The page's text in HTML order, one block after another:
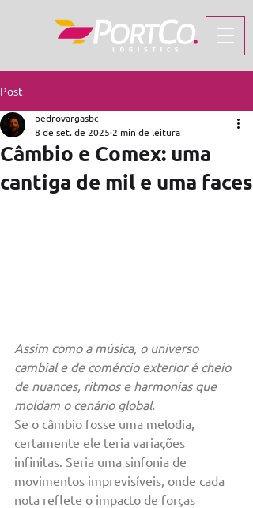
Post
Câmbio e Comex: uma
cantiga de mil e uma faces
pedrovargasbc
8 de set. de 2025 2 min de leitura
Assim como a música, o universo
cambial e de comércio exterior é cheio
de nuances, ritmos e harmonias que
moldam o cenário global.
Se o câmbio fosse uma melodia,
certamente ele teria variações
infinitas. Seria uma sinfonia de
movimentos imprevisíveis, onde cada
nota reflete o impacto de forças